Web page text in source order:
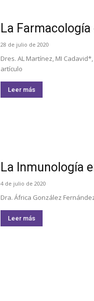
La Farmacología
28 de julio de 2020
Dres. AL Martínez, MI
artículo
Leer más
La Inmunología
4 de julio de 2020
Dra. África González
Leer más